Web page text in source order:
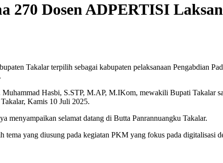
270 Dosen ADPERTISI
Takalar terpilih sebagai kabupaten pelaksanaan Pengabdian
Hasbi, S.STP, M.AP, M.IKom, mewakili Bupati Takalar
Kamis 10 Juli 2025.
menyampaikan selamat datang di Butta Panrannuangku Takalar.
tema yang diusung pada kegiatan PKM yang fokus pada